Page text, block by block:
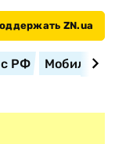
ZN.ua
с РФ